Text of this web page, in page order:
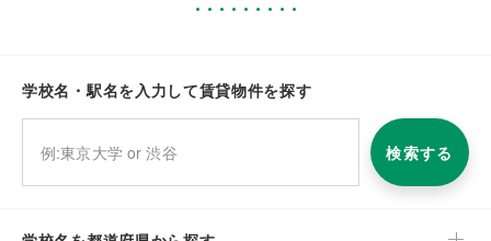
学校名・駅名を入力して賃貸物件を探す
検索する